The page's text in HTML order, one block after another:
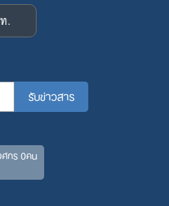
.
กร 0คน